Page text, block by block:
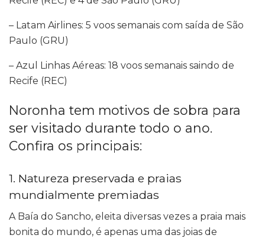
– Latam Airlines: 5 voos semanais com saída de São
Paulo (GRU)
– Azul Linhas Aéreas: 18 voos semanais saindo de
Recife (REC)
Noronha tem motivos de sobra para
ser visitado durante todo o ano.
Confira os principais:
1. Natureza preservada e praias
mundialmente premiadas
A Baía do Sancho, eleita diversas vezes a praia mais
bonita do mundo, é apenas uma das joias de